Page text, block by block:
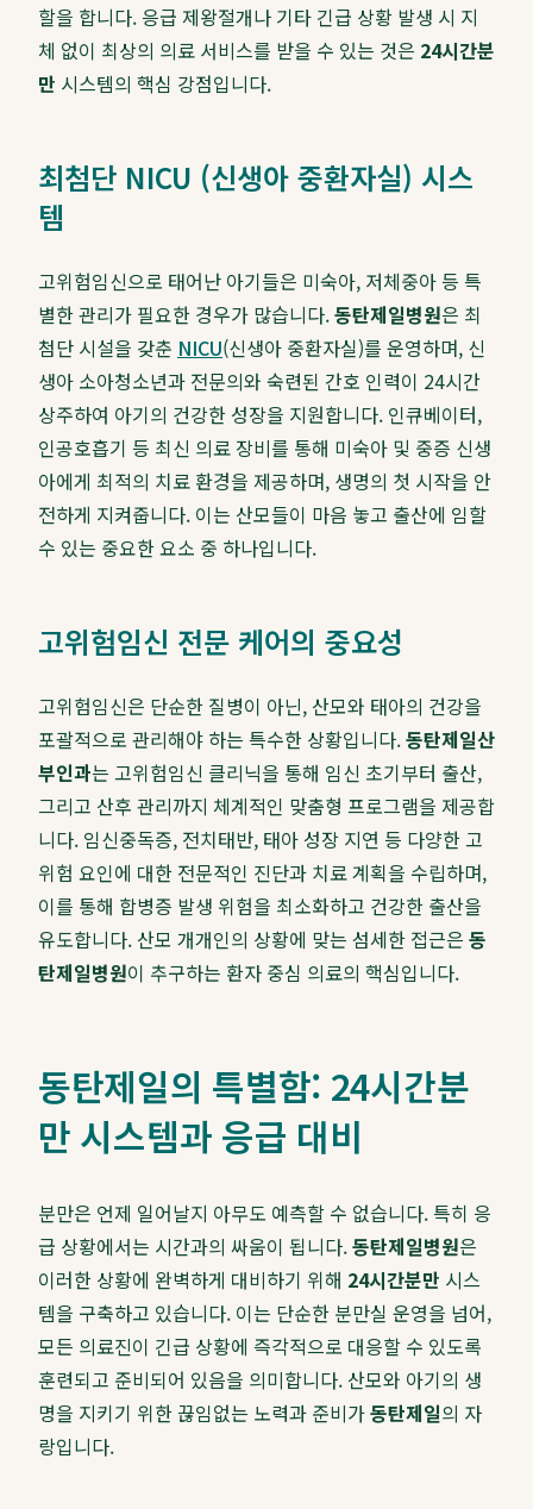
할을 합니다. 응급 제왕절개나 기타 긴급 상황 발생 시 지
체 없이 최상의 의료 서비스를 받을 수 있는 것은 24시간분
만 시스템의 핵심 강점입니다.
최첨단 NICU (신생아 중환자실) 시스
템
고위험임신으로 태어난 아기들은 미숙아, 저체중아 등 특
별한 관리가 필요한 경우가 많습니다.동탄제일병원은 최
첨단 시설을 갖춘 NICU(신생아 중환자실)를 운영하며, 신
생아 소아청소년과 전문의와 숙련된 간호 인력이 24시간
상주하여 아기의 건강한 성장을 지원합니다. 인큐베이터,
인공호흡기 등 최신 의료 장비를 통해 미숙아 및 중증 신생
아에게 최적의 치료 환경을 제공하며, 생명의 첫 시작을 안
전하게 지켜줍니다. 이는 산모들이 마음 놓고 출산에 임할
수 있는 중요한 요소 중 하나입니다.
고위험임신 전문 케어의 중요성
고위험임신은 단순한 질병이 아닌, 산모와 태아의 건강을
포괄적으로 관리해야 하는 특수한 상황입니다.동탄제일산
부인과는 고위험임신 클리닉을 통해 임신 초기부터 출산,
그리고 산후 관리까지 체계적인 맞춤형 프로그램을 제공합
니다. 임신중독증, 전치태반, 태아 성장 지연 등 다양한 고
위험 요인에 대한 전문적인 진단과 치료 계획을 수립하며,
이를 통해 합병증 발생 위험을 최소화하고 건강한 출산을
유도합니다. 산모 개개인의 상황에 맞는 섬세한 접근은 동
탄제일병원이 추구하는 환자 중심 의료의 핵심입니다.
동탄제일의 특별함: 24시간분
만 시스템과 응급 대비
분만은 언제 일어날지 아무도 예측할 수 없습니다. 특히 응
급 상황에서는 시간과의 싸움이 됩니다.동탄제일병원은
이러한 상황에 완벽하게 대비하기 위해 24시간분만 시스
템을 구축하고 있습니다. 이는 단순한 분만실 운영을 넘어,
모든 의료진이 긴급 상황에 즉각적으로 대응할 수 있도록
훈련되고 준비되어 있음을 의미합니다. 산모와 아기의 생
명을 지키기 위한 끊임없는 노력과 준비가동탄제일의 자
랑입니다.